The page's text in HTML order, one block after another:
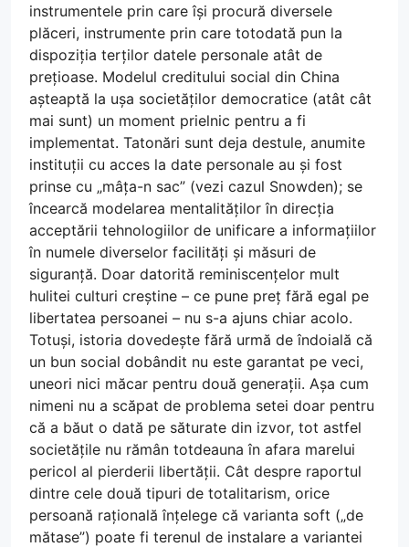
instrumentele prin care își procură diversele
plăceri, instrumente prin care totodată pun la
dispoziția terților datele personale atât de
prețioase. Modelul creditului social din China
așteaptă la ușa societăților democratice (atât cât
mai sunt) un moment prielnic pentru a fi
implementat. Tatonări sunt deja destule, anumite
instituții cu acces la date personale au și fost
prinse cu „mâța-n sac” (vezi cazul Snowden); se
încearcă modelarea mentalităților în direcția
acceptării tehnologiilor de unificare a informațiilor
în numele diverselor facilități și măsuri de
siguranță. Doar datorită reminiscențelor mult
hulitei culturi creștine – ce pune preț fără egal pe
libertatea persoanei – nu s-a ajuns chiar acolo.
Totuși, istoria dovedește fără urmă de îndoială că
un bun social dobândit nu este garantat pe veci,
uneori nici măcar pentru două generații. Așa cum
nimeni nu a scăpat de problema setei doar pentru
că a băut o dată pe săturate din izvor, tot astfel
societățile nu rămân totdeauna în afara marelui
pericol al pierderii libertății. Cât despre raportul
dintre cele două tipuri de totalitarism, orice
persoană rațională înțelege că varianta soft („de
mătase”) poate fi terenul de instalare a variantei